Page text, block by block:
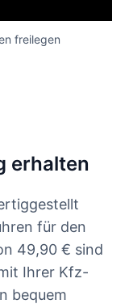
freilegen
erhalten
für den
49,90 € sind
Ihrer Kfz-
bequem